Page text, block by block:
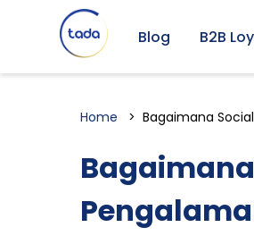
Blog B2B
Home Bagaimana